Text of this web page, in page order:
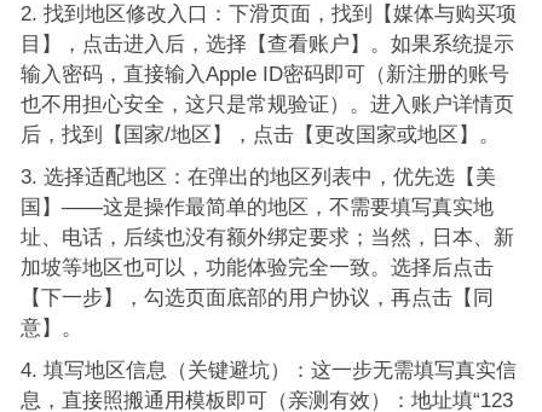
找到地区修改入口：下滑页面，找到【媒体与购买项
目】，点击进入后，选择【查看账户】。如果系统提示
输入密码，直接输入Apple ID密码即可（新注册的账号
也不用担心安全，这只是常规验证）。进入账户详情页
后，找到【国家/地区】，点击【更改国家或地区】。
选择适配地区：在弹出的地区列表中，优先选【美
国】——这是操作最简单的地区，不需要填写真实地
址、电话，后续也没有额外绑定要求；当然，日本、新
加坡等地区也可以，功能体验完全一致。选择后点击
【下一步】，勾选页面底部的用户协议，再点击【同
意】。
填写地区信息（关键避坑）：这一步无需填写真实信
息，直接照搬通用模板即可（亲测有效）：地址填“123